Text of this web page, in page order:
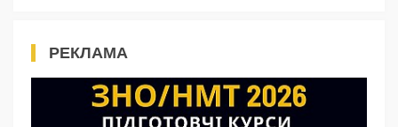
РЕКЛАМА